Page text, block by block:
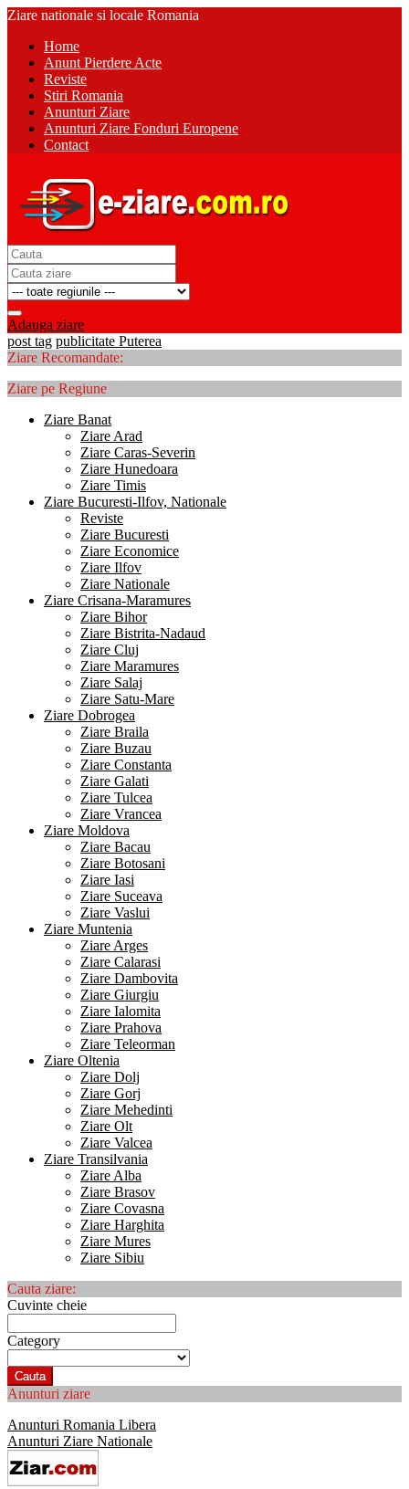
Ziare nationale si locale Romania
Home
Anunt Pierdere Acte
Reviste
Stiri Romania
Anunturi Ziare
Anunturi Ziare Fonduri Europene
Contact
Adauga ziare
post tag publicitate Puterea
Ziare Recomandate:
Ziare pe Regiune
Ziare Banat
Ziare Arad
Ziare Caras-Severin
Ziare Hunedoara
Ziare Timis
Ziare Bucuresti-Ilfov, Nationale
Reviste
Ziare Bucuresti
Ziare Economice
Ziare Ilfov
Ziare Nationale
Ziare Crisana-Maramures
Ziare Bihor
Ziare Bistrita-Nadaud
Ziare Cluj
Ziare Maramures
Ziare Salaj
Ziare Satu-Mare
Ziare Dobrogea
Ziare Braila
Ziare Buzau
Ziare Constanta
Ziare Galati
Ziare Tulcea
Ziare Vrancea
Ziare Moldova
Ziare Bacau
Ziare Botosani
Ziare Iasi
Ziare Suceava
Ziare Vaslui
Ziare Muntenia
Ziare Arges
Ziare Calarasi
Ziare Dambovita
Ziare Giurgiu
Ziare Ialomita
Ziare Prahova
Ziare Teleorman
Ziare Oltenia
Ziare Dolj
Ziare Gorj
Ziare Mehedinti
Ziare Olt
Ziare Valcea
Ziare Transilvania
Ziare Alba
Ziare Brasov
Ziare Covasna
Ziare Harghita
Ziare Mures
Ziare Sibiu
Cauta ziare:
Cuvinte cheie
Category
Cauta
Anunturi ziare
Anunturi Romania Libera
Anunturi Ziare Nationale